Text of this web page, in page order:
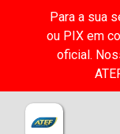
Para a sua
ou PIX em
oficial.